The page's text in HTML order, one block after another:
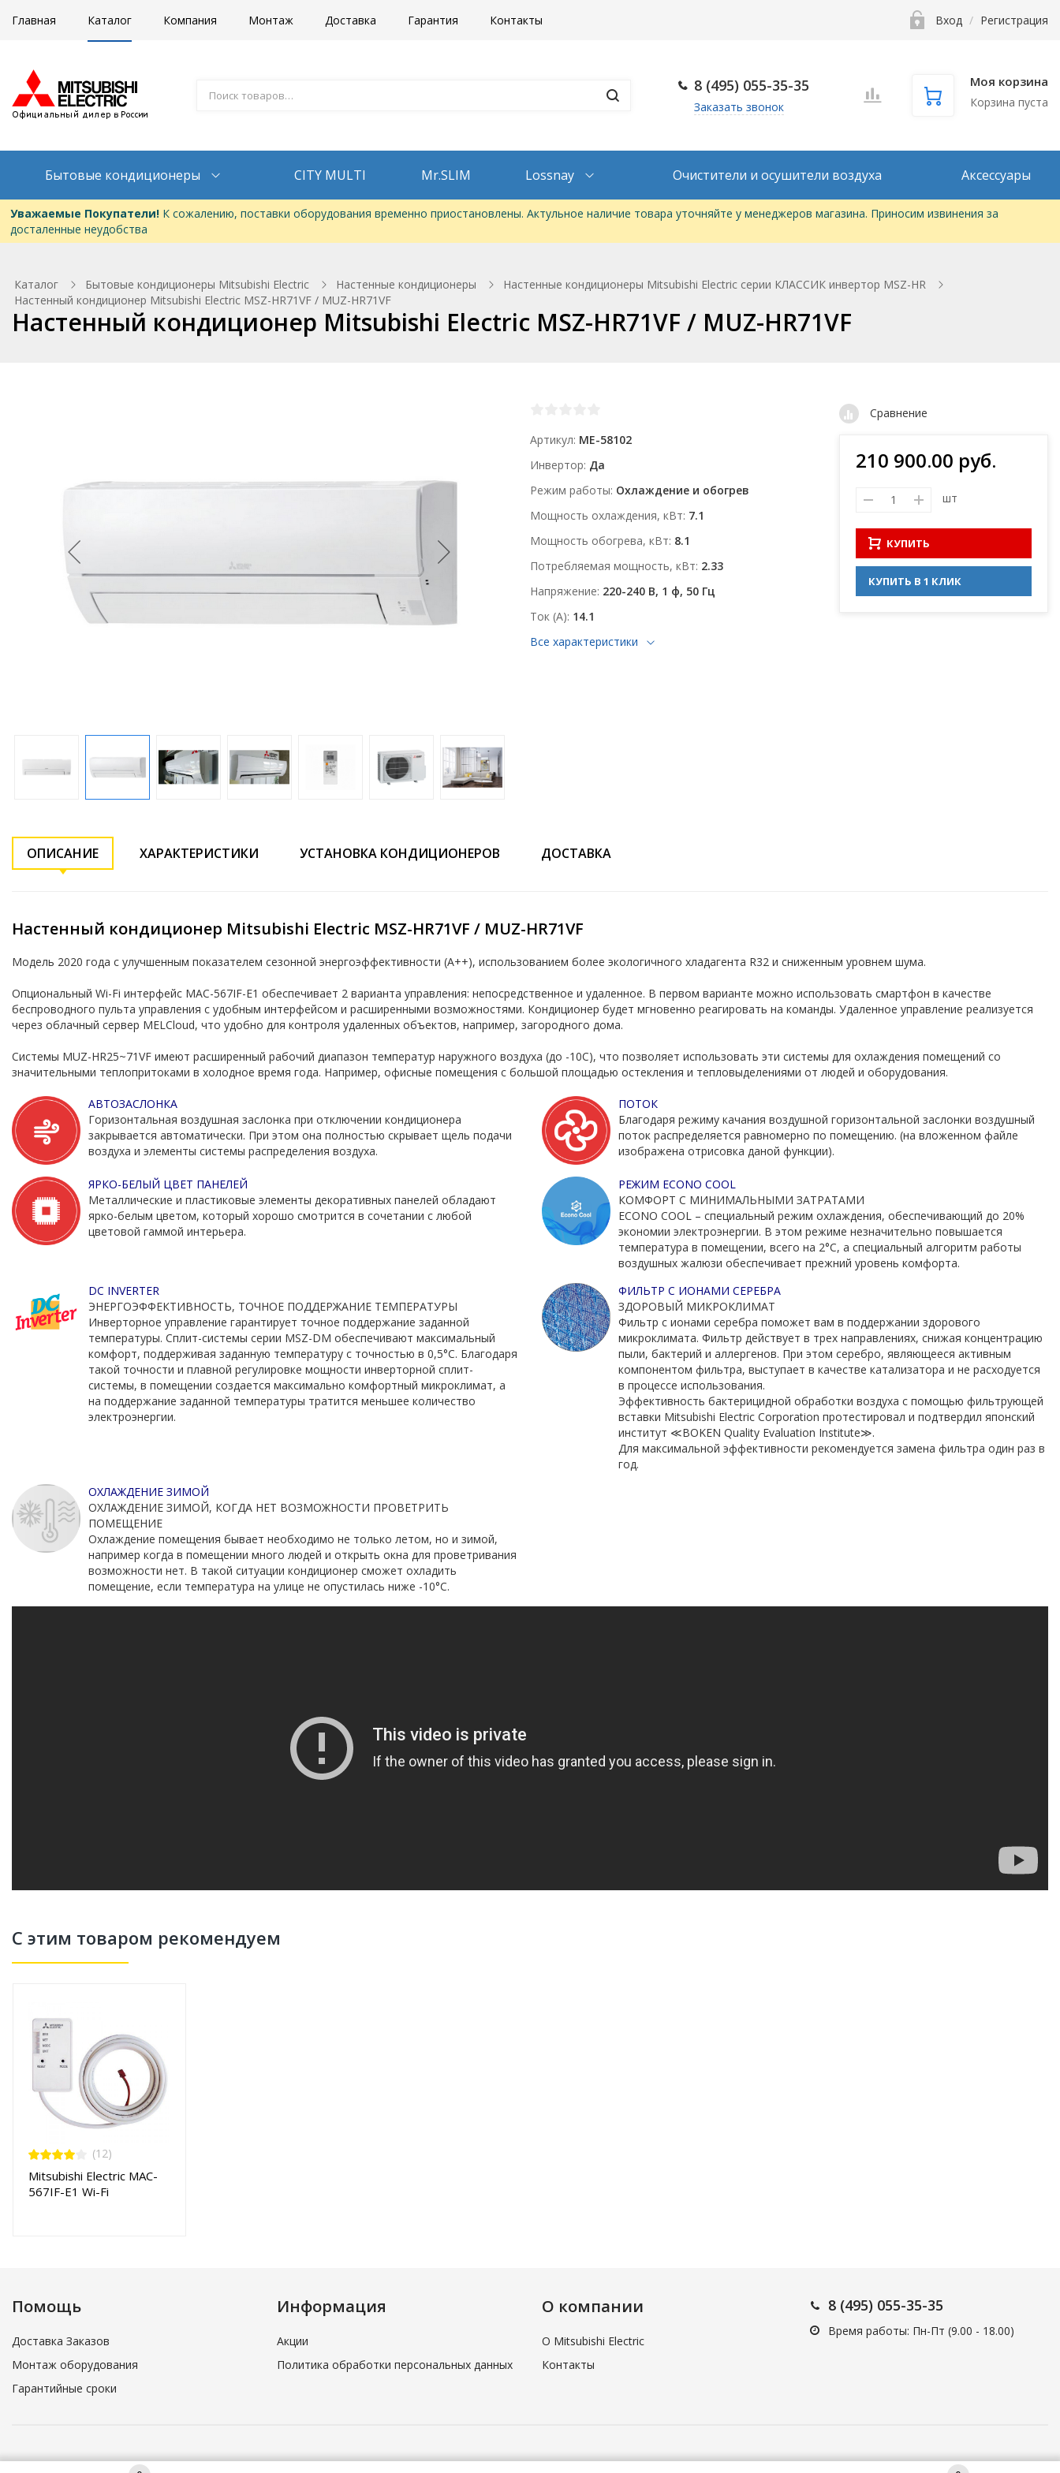
Главная Каталог Компания Монтаж Доставка Гарантия Контакты Вход / Регистрация
8 (495) 055-35-35
Заказать звонок
Моя корзина
Корзина пуста
Бытовые кондиционеры CITY MULTI Mr.SLIM Lossnay Очистители и осушители воздуха Аксессуары
Уважаемые Покупатели!К сожалению, поставки оборудования временно приостановлены. Актульное наличие товара уточняйте у менеджеров магазина. Приносим извинения за
досталенные неудобства
Каталог Бытовые кондиционеры Mitsubishi Electric Настенные кондиционеры
Настенные кондиционеры Mitsubishi Electric серии КЛАССИК инвертор MSZ-HR
Настенный кондиционер Mitsubishi Electric MSZ-HR71VF / MUZ-HR71VF
Настенный кондиционер Mitsubishi Electric MSZ-HR71VF / MUZ-HR71VF
Артикул ME-58102
Инвертор Да
Режим работы Охлаждение и обогрев
Мощность охлаждения, кВт 7.1
Мощность обогрева, кВт 8.1
Потребляемая мощность, кВт 2.33
Напряжение 220-240 В, 1 ф, 50 Гц
Ток (А) 14.1
Все характеристики
Сравнение
210 900.00 руб.
шт
КУПИТЬ
КУПИТЬ В 1 КЛИК
ОПИСАНИЕ ХАРАКТЕРИСТИКИ УСТАНОВКА КОНДИЦИОНЕРОВ ДОСТАВКА
Настенный кондиционер Mitsubishi Electric MSZ-HR71VF / MUZ-HR71VF
Модель 2020 года с улучшенным показателем сезонной энергоэффективности (A++), использованием более экологичного хладагента R32 и сниженным уровнем шума.
Опциональный Wi-Fi интерфейс MAC-567IF-E1 обеспечивает 2 варианта управления: непосредственное и удаленное. В первом варианте можно использовать смартфон в качестве
беспроводного пульта управления с удобным интерфейсом и расширенными возможностями. Кондиционер будет мгновенно реагировать на команды. Удаленное управление реализуется
через облачный сервер MELCloud, что удобно для контроля удаленных объектов, например, загородного дома.
Системы MUZ-HR25~71VF имеют расширенный рабочий диапазон температур наружного воздуха (до -10С), что позволяет использовать эти системы для охлаждения помещений со
значительными теплопритоками в холодное время года. Например, офисные помещения с большой площадью остекления и тепловыделениями от людей и оборудования.
АВТОЗАСЛОНКА
Горизонтальная воздушная заслонка при отключении кондиционера
закрывается автоматически. При этом она полностью скрывает щель подачи
воздуха и элементы системы распределения воздуха.
ПОТОК
Благодаря режиму качания воздушной горизонтальной заслонки воздушный
поток распределяется равномерно по помещению. (на вложенном файле
изображена отрисовка даной функции).
ЯРКО-БЕЛЫЙ ЦВЕТ ПАНЕЛЕЙ
Металлические и пластиковые элементы декоративных панелей обладают
ярко-белым цветом, который хорошо смотрится в сочетании с любой
цветовой гаммой интерьера.
РЕЖИМ ECONO COOL
КОМФОРТ С МИНИМАЛЬНЫМИ ЗАТРАТАМИ
ECONO COOL – специальный режим охлаждения, обеспечивающий до 20%
экономии электроэнергии. В этом режиме незначительно повышается
температура в помещении, всего на 2°С, а специальный алгоритм работы
воздушных жалюзи обеспечивает прежний уровень комфорта.
DC INVERTER
ЭНЕРГОЭФФЕКТИВНОСТЬ, ТОЧНОЕ ПОДДЕРЖАНИЕ ТЕМПЕРАТУРЫ
Инверторное управление гарантирует точное поддержание заданной
температуры. Сплит-системы серии MSZ-DM обеспечивают максимальный
комфорт, поддерживая заданную температуру с точностью в 0,5°C. Благодаря
такой точности и плавной регулировке мощности инверторной сплит-
системы, в помещении создается максимально комфортный микроклимат, а
на поддержание заданной температуры тратится меньшее количество
электроэнергии.
ФИЛЬТР С ИОНАМИ СЕРЕБРА
ЗДОРОВЫЙ МИКРОКЛИМАТ
Фильтр с ионами серебра поможет вам в поддержании здорового
микроклимата. Фильтр действует в трех направлениях, снижая концентрацию
пыли, бактерий и аллергенов. При этом серебро, являющееся активным
компонентом фильтра, выступает в качестве катализатора и не расходуется
в процессе использования.
Эффективность бактерицидной обработки воздуха с помощью фильтрующей
вставки Mitsubishi Electric Corporation протестировал и подтвердил японский
институт ≪BOKEN Quality Evaluation Institute≫.
Для максимальной эффективности рекомендуется замена фильтра один раз в
год.
ОХЛАЖДЕНИЕ ЗИМОЙ
ОХЛАЖДЕНИЕ ЗИМОЙ, КОГДА НЕТ ВОЗМОЖНОСТИ ПРОВЕТРИТЬ
ПОМЕЩЕНИЕ
Охлаждение помещения бывает необходимо не только летом, но и зимой,
например когда в помещении много людей и открыть окна для проветривания
возможности нет. В такой ситуации кондиционер сможет охладить
помещение, если температура на улице не опустилась ниже -10°С.
С этим товаром рекомендуем
(12)
Mitsubishi Electric MAC-
567IF-E1 Wi-Fi
Помощь
Доставка Заказов
Монтаж оборудования
Гарантийные сроки
Информация
Акции
Политика обработки персональных данных
О компании
О Mitsubishi Electric
Контакты
8 (495) 055-35-35
Время работы: Пн-Пт (9.00 - 18.00)